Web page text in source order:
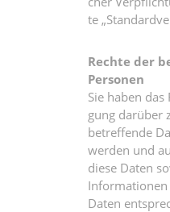
te
Rech­te der
Personen
Sie haben
gung dar­über
betref­fen­de
wer­den und
die­se Daten
Daten